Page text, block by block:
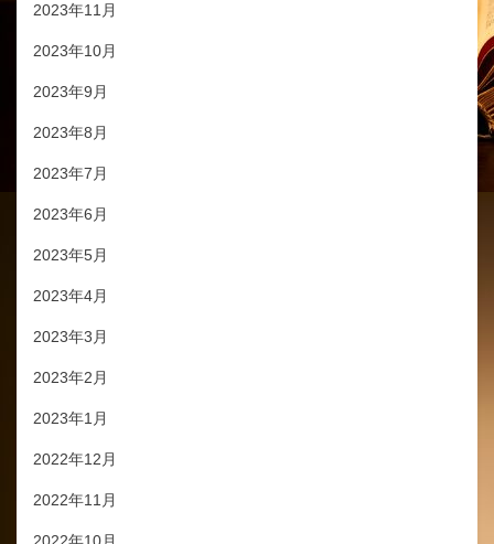
2023年11月
2023年10月
2023年9月
2023年8月
2023年7月
2023年6月
2023年5月
2023年4月
2023年3月
2023年2月
2023年1月
2022年12月
2022年11月